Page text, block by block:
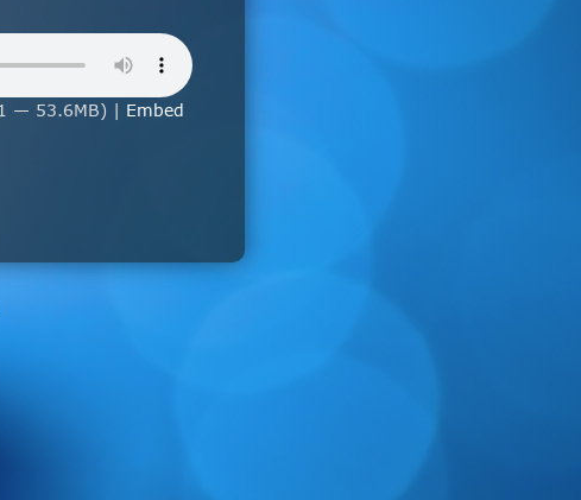
— 53.6MB) | Embed